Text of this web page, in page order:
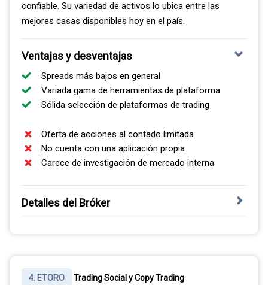
confiable. Su variedad de activos lo ubica entre las
mejores casas disponibles hoy en el país.
Ventajas y desventajas
Spreads más bajos en general
Variada gama de herramientas de plataforma
Sólida selección de plataformas de trading
Oferta de acciones al contado limitada
No cuenta con una aplicación propia
Carece de investigación de mercado interna
Detalles del Bróker
la FSA de Seychelles, que mantiene los fondos de
4. ETORO Trading Social y Copy Trading